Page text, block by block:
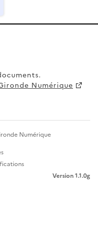
Numérique
Numérique
Version 1.1.0g